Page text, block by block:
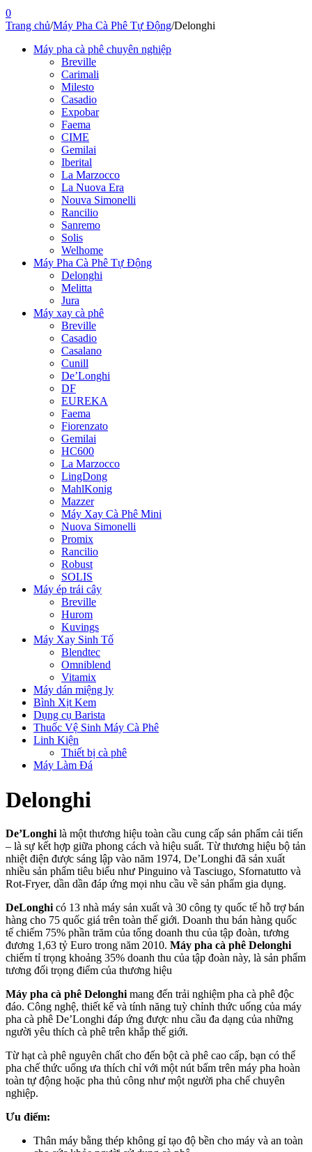
0
Trang chủ/Máy Pha Cà Phê Tự Động/Delonghi
Máy pha cà phê chuyên nghiệp
Breville
Carimali
Milesto
Casadio
Expobar
Faema
CIME
Gemilai
Iberital
La Marzocco
La Nuova Era
Nouva Simonelli
Rancilio
Sanremo
Solis
Welhome
Máy Pha Cà Phê Tự Động
Delonghi
Melitta
Jura
Máy xay cà phê
Breville
Casadio
Casalano
Cunill
De’Longhi
DF
EUREKA
Faema
Fiorenzato
Gemilai
HC600
La Marzocco
LingDong
MahlKonig
Mazzer
Máy Xay Cà Phê Mini
Nuova Simonelli
Promix
Rancilio
Robust
SOLIS
Máy ép trái cây
Breville
Hurom
Kuvings
Máy Xay Sinh Tố
Blendtec
Omniblend
Vitamix
Máy dán miệng ly
Bình Xịt Kem
Dụng cụ Barista
Thuốc Vệ Sinh Máy Cà Phê
Linh Kiện
Thiết bị cà phê
Máy Làm Đá
Delonghi
De’Longhi là một thương hiệu toàn cầu cung cấp sản phẩm cải tiến
– là sự kết hợp giữa phong cách và hiệu suất. Từ thương hiệu bộ tản
nhiệt điện được sáng lập vào năm 1974, De’Longhi đã sản xuất
nhiều sản phẩm tiêu biểu như Pinguino và Tasciugo, Sfornatutto và
Rot-Fryer, dần dần đáp ứng mọi nhu cầu về sản phẩm gia dụng.
DeLonghi có 13 nhà máy sản xuất và 30 công ty quốc tế hỗ trợ bán
hàng cho 75 quốc giá trên toàn thế giới. Doanh thu bán hàng quốc
tế chiếm 75% phần trăm của tổng doanh thu của tập đoàn, tương
đương 1,63 tỷ Euro trong năm 2010. Máy pha cà phê Delonghi
chiếm tỉ trọng khoảng 35% doanh thu của tập đoàn này, là sản phẩm
tương đối trọng điểm của thương hiệu
Máy pha cà phê Delonghi mang đến trải nghiệm pha cà phê độc
đáo. Công nghệ, thiết kế và tính năng tuỳ chỉnh thức uống của máy
pha cà phê De’Longhi đáp ứng được nhu cầu đa dạng của những
người yêu thích cà phê trên khắp thế giới.
Từ hạt cà phê nguyên chất cho đến bột cà phê cao cấp, bạn có thể
pha chế thức uống ưa thích chỉ với một nút bấm trên máy pha hoàn
toàn tự động hoặc pha thủ công như một người pha chế chuyên
nghiệp.
Ưu điểm:
Thân máy bằng thép không gỉ tạo độ bền cho máy và an toàn